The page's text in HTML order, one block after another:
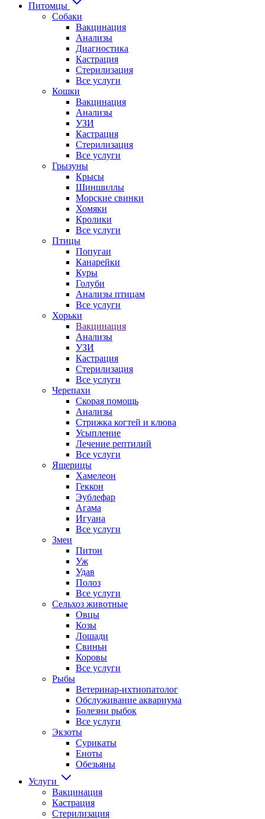
Питомцы
Собаки
Вакцинация
Анализы
Диагностика
Кастрация
Стерилизация
Все услуги
Кошки
Вакцинация
Анализы
УЗИ
Кастрация
Стерилизация
Все услуги
Грызуны
Крысы
Шиншиллы
Морские свинки
Хомяки
Кролики
Все услуги
Птицы
Попугаи
Канарейки
Куры
Голуби
Анализы птицам
Все услуги
Хорьки
Вакцинация
Анализы
УЗИ
Кастрация
Стерилизация
Все услуги
Черепахи
Скорая помощь
Анализы
Стрижка когтей и клюва
Усыпление
Лечение рептилий
Все услуги
Ящерицы
Хамелеон
Геккон
Эублефар
Агама
Игуана
Все услуги
Змеи
Питон
Уж
Удав
Полоз
Все услуги
Сельхоз животные
Овцы
Козы
Лошади
Свиньи
Коровы
Все услуги
Рыбы
Ветеринар-ихтиопатолог
Обслуживание аквариума
Болезни рыбок
Все услуги
Экзоты
Сурикаты
Еноты
Обезьяны
Услуги
Вакцинация
Кастрация
Стерилизация